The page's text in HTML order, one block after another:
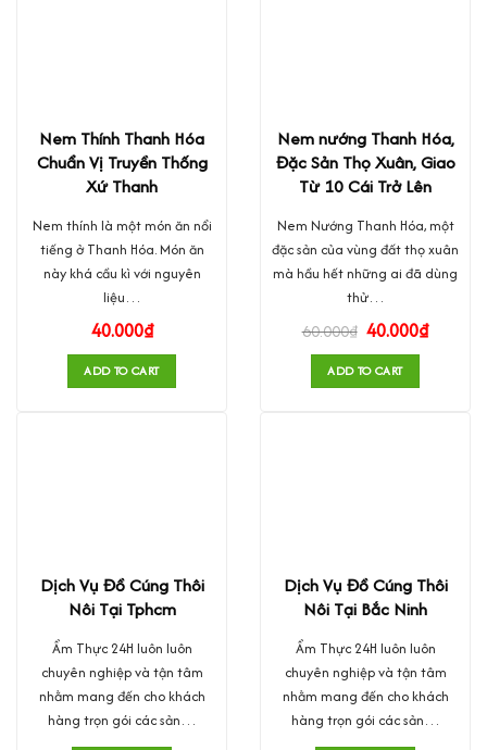
Nem Thính Thanh Hóa
Chuẩn Vị Truyền Thống
Xứ Thanh
Nem thính là một món ăn nổi
tiếng ở Thanh Hóa. Món ăn
này khá cầu kì với nguyên
liệu…
40.000₫
ADD TO CART
Nem nướng Thanh Hóa,
Đặc Sản Thọ Xuân, Giao
Từ 10 Cái Trở Lên
Nem Nướng Thanh Hóa, một
đặc sản của vùng đất thọ xuân
mà hầu hết những ai đã dùng
thử…
60.000₫ 40.000₫
ADD TO CART
Dịch Vụ Đồ Cúng Thôi
Nôi Tại Tphcm
Ẩm Thực 24H luôn luôn
chuyên nghiệp và tận tâm
nhằm mang đến cho khách
hàng trọn gói các sản…
Dịch Vụ Đồ Cúng Thôi
Nôi Tại Bắc Ninh
Ẩm Thực 24H luôn luôn
chuyên nghiệp và tận tâm
nhằm mang đến cho khách
hàng trọn gói các sản…